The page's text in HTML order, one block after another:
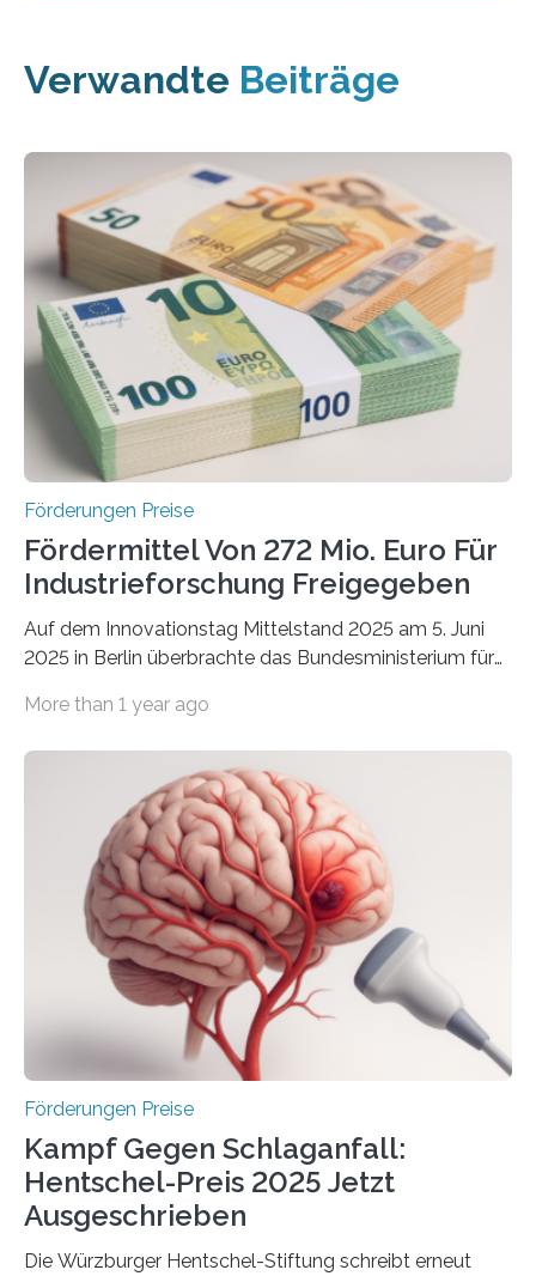
Verwandte Beiträge
Förderungen Preise
Fördermittel Von 272 Mio. Euro Für
Industrieforschung Freigegeben
Auf dem Innovationstag Mittelstand 2025 am 5. Juni
2025 in Berlin überbrachte das Bundesministerium für
Überplanmäßige Verpflichtungsermächtigungen in
Woche vom Haushaltsausschuss freigegeben – unter
anderem zur Unterstützung der
Industrieforschungsprogramme Industrielle
Gemeinschaftsforschung (IGF), Zentrales
Innovationsprogramm Mittelstand (ZIM) und
Innovationskompetenz INNO-KOM. Auf dem
Innovationstag Mittelstand 2025 am 5. Juni 2025 in
Berlin überbrachte das Bundesministerium für
Wirtschaft und Energie eine gute Nachricht:
Überplanmäßige Verpflichtungsermächtigungen in
More than 1 year ago
Förderungen Preise
Kampf Gegen Schlaganfall:
Hentschel-Preis 2025 Jetzt
Ausgeschrieben
Die Würzburger Hentschel-Stiftung schreibt erneut